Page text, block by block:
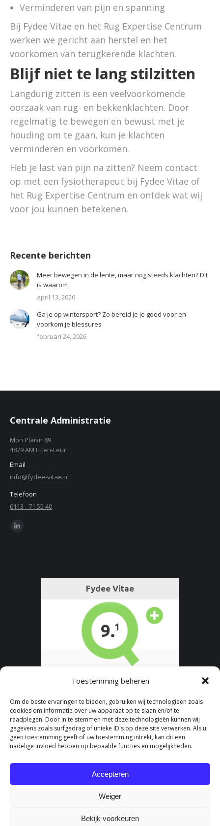
Toestemming beheren
Om de beste ervaringen te bieden, gebruiken wij technologieën zoals
cookies om informatie over uw apparaat op te slaan en/of te
raadplegen. Door in te stemmen met deze technologieën kunnen wij
gegevens zoals surfgedrag of unieke ID's op deze site verwerken. Als u
geen toestemming geeft of uw toestemming intrekt, kan dit een
nadelige invloed hebben op bepaalde functies en mogelijkheden.
Accepteren
Weiger
Bekijk voorkeuren
Verminderen van pijn en spanning
Bij Fydee Vitae en het Rug Expertise Centrum
werken we gericht aan herstel en het
voorkomen van terugkerende klachten.
Blijf niet te lang stilzitten
Langdurig zitten is een veelvoorkomende
oorzaak van rug- en bekkenklachten. Door
regelmatig te bewegen en bewust met je
houding om te gaan, kun je klachten
verminderen en voorkomen.
Heb je last van pijn na zitten? Neem contact
op met een fysiotherapeut bij Fydee Vitae of
het Rug Expertise Centrum en ontdek wat wij
voor jou kunnen betekenen.
Recente berichten
Meer bewegen in de lente, maar nog steeds klachten? Dit
is waarom
april 13, 2026
Ga je op wintersport? Zo bereid je je goed voor en
voorkom je blessures
februari 24, 2026
Centrale Administratie
Mon Plaisir 89
4879 AM Etten-Leur
Email
info@fydee-vitae.nl
Telefoon
0113 - 71 55 40
Find us on: